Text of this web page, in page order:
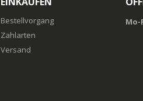
Bestellvorgang
Zahlarten
Versand
Mo-